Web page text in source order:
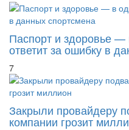
Паспорт и здоровье
ответит за ошибку в
7
Закрыли провайдеру
компании грозит